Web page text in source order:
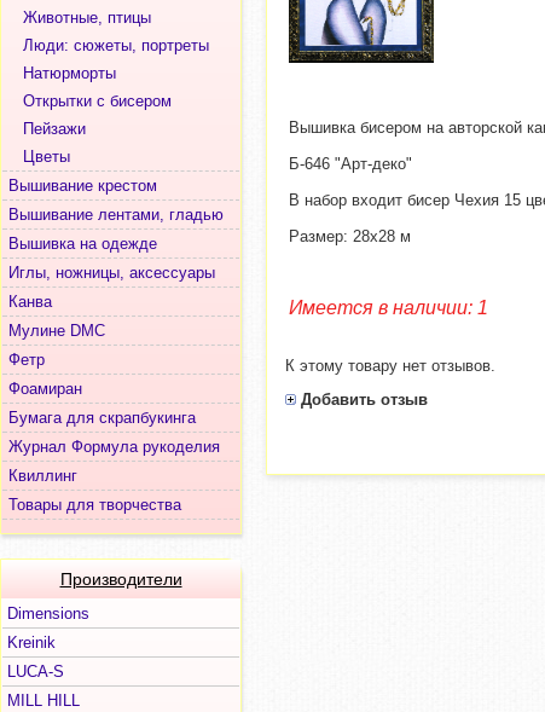
Животные, птицы
Люди: сюжеты, портреты
Натюрморты
Открытки с бисером
Пейзажи
Цветы
Вышивание крестом
Вышивание лентами, гладью
Вышивка на одежде
Иглы, ножницы, аксессуары
Канва
Мулине DMC
Фетр
Фоамиран
Бумага для скрапбукинга
Журнал Формула рукоделия
Квиллинг
Товары для творчества
Производители
Dimensions
Kreinik
LUCA-S
MILL HILL
Вышивка бисером на авторской
Б-646 "Арт-деко"
В набор входит бисер Чехия 15
Размер: 28x28 м
Имеется в наличии: 1
К этому товару нет отзывов.
Добавить отзыв